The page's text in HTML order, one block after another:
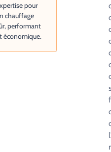
pour
chauffage
performant
économique.